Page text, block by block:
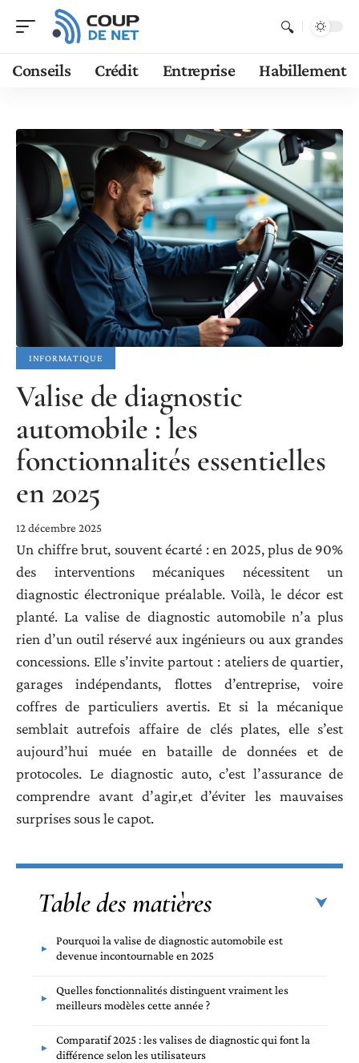
Conseils Crédit Entreprise Habillement
INFORMATIQUE
Valise de diagnostic
automobile : les
fonctionnalités essentielles
en 2025
12 décembre 2025
Un chiffre brut, souvent écarté : en 2025, plus de 90%
des interventions mécaniques nécessitent un
diagnostic électronique préalable. Voilà, le décor est
planté. La valise de diagnostic automobile n’a plus
rien d’un outil réservé aux ingénieurs ou aux grandes
concessions. Elle s’invite partout : ateliers de quartier,
garages indépendants, flottes d’entreprise, voire
coffres de particuliers avertis. Et si la mécanique
semblait autrefois affaire de clés plates, elle s’est
aujourd’hui muée en bataille de données et de
protocoles. Le diagnostic auto, c’est l’assurance de
comprendre avant d’agir,et d’éviter les mauvaises
surprises sous le capot.
Table des matières
Pourquoi la valise de diagnostic automobile est
devenue incontournable en 2025
Quelles fonctionnalités distinguent vraiment les
meilleurs modèles cette année ?
Comparatif 2025 : les valises de diagnostic qui font la
différence selon les utilisateurs